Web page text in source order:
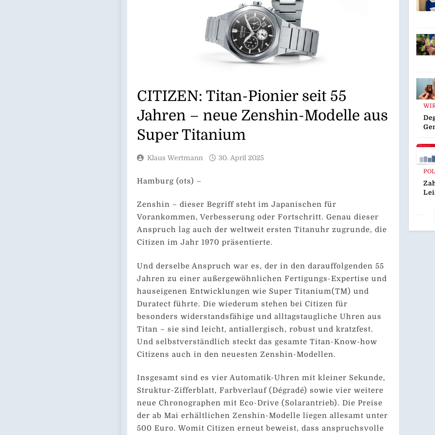
CITIZEN: Titan-Pionier seit 55
Jahren – neue Zenshin-Modelle aus
Super Titanium
Klaus Wertmann 30. April 2025
Hamburg (ots) –
Zenshin – dieser Begriff steht im Japanischen für
Vorankommen, Verbesserung oder Fortschritt. Genau dieser
Anspruch lag auch der weltweit ersten Titanuhr zugrunde, die
Citizen im Jahr 1970 präsentierte.
Und derselbe Anspruch war es, der in den darauffolgenden 55
Jahren zu einer außergewöhnlichen Fertigungs-Expertise und
hauseigenen Entwicklungen wie Super Titanium(TM) und
Duratect führte. Die wiederum stehen bei Citizen für
besonders widerstandsfähige und alltagstaugliche Uhren aus
Titan – sie sind leicht, antiallergisch, robust und kratzfest.
Und selbstverständlich steckt das gesamte Titan-Know-how
Citizens auch in den neuesten Zenshin-Modellen.
Insgesamt sind es vier Automatik-Uhren mit kleiner Sekunde,
Struktur-Zifferblatt, Farbverlauf (Dégradé) sowie vier weitere
neue Chronographen mit Eco-Drive (Solarantrieb). Die Preise
der ab Mai erhältlichen Zenshin-Modelle liegen allesamt unter
500 Euro. Womit Citizen erneut beweist, dass anspruchsvolle